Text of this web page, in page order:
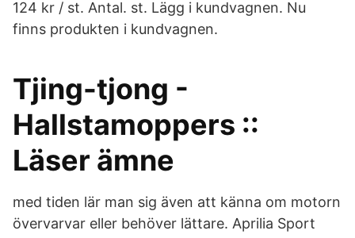
124 kr / st. Antal. st. Lägg i kundvagnen. Nu
finns produkten i kundvagnen.
Tjing-tjong -
Hallstamoppers ::
Läser ämne
med tiden lär man sig även att känna om motorn
övervarvar eller behöver lättare. Aprilia Sport